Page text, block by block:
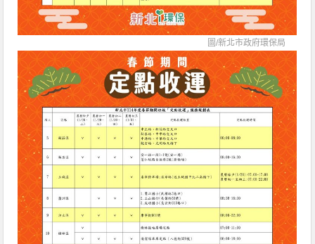
圖/新北市政府環保局